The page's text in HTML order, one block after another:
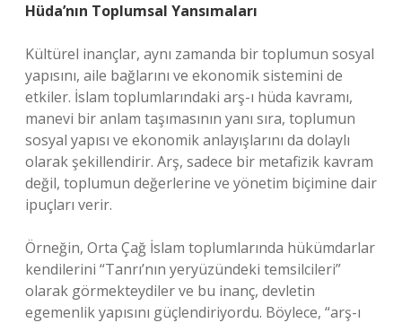
Hüda’nın Toplumsal Yansımaları
Kültürel inançlar, aynı zamanda bir toplumun sosyal
yapısını, aile bağlarını ve ekonomik sistemini de
etkiler. İslam toplumlarındaki arş-ı hüda kavramı,
manevi bir anlam taşımasının yanı sıra, toplumun
sosyal yapısı ve ekonomik anlayışlarını da dolaylı
olarak şekillendirir. Arş, sadece bir metafizik kavram
değil, toplumun değerlerine ve yönetim biçimine dair
ipuçları verir.
Örneğin, Orta Çağ İslam toplumlarında hükümdarlar
kendilerini “Tanrı’nın yeryüzündeki temsilcileri”
olarak görmekteydiler ve bu inanç, devletin
egemenlik yapısını güçlendiriyordu. Böylece, “arş-ı